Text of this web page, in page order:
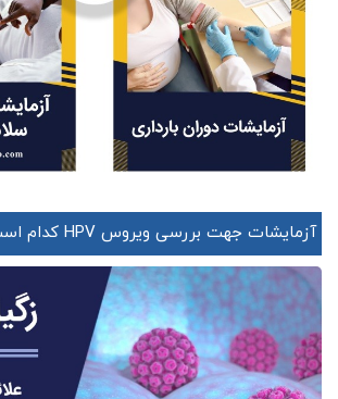
آزمایشات جهت بررسی ویروس HPV کدام است؟